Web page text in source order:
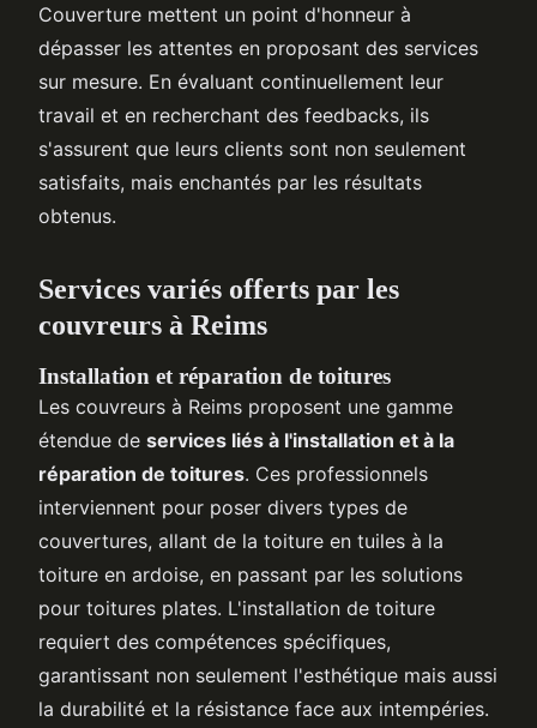
Couverture mettent un point d'honneur à
dépasser les attentes en proposant des services
sur mesure. En évaluant continuellement leur
travail et en recherchant des feedbacks, ils
s'assurent que leurs clients sont non seulement
satisfaits, mais enchantés par les résultats
obtenus.
Services variés offerts par les
couvreurs à Reims
Installation et réparation de toitures
Les couvreurs à Reims proposent une gamme
étendue de services liés à l'installation et à la
réparation de toitures. Ces professionnels
interviennent pour poser divers types de
couvertures, allant de la toiture en tuiles à la
toiture en ardoise, en passant par les solutions
pour toitures plates. L'installation de toiture
requiert des compétences spécifiques,
garantissant non seulement l'esthétique mais aussi
la durabilité et la résistance face aux intempéries.